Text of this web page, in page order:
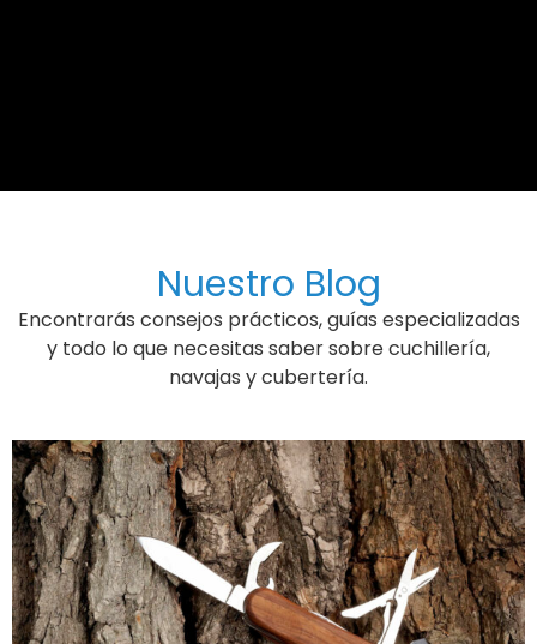
Nuestro Blog
Encontrarás consejos prácticos, guías especializadas
y todo lo que necesitas saber sobre cuchillería,
navajas y cubertería.